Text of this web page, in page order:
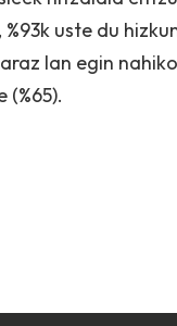
uste du
lan egin